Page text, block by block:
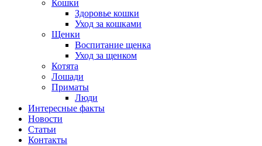
Кошки
Здоровье кошки
Уход за кошками
Щенки
Воспитание щенка
Уход за щенком
Котята
Лошади
Приматы
Люди
Интересные факты
Новости
Статьи
Контакты